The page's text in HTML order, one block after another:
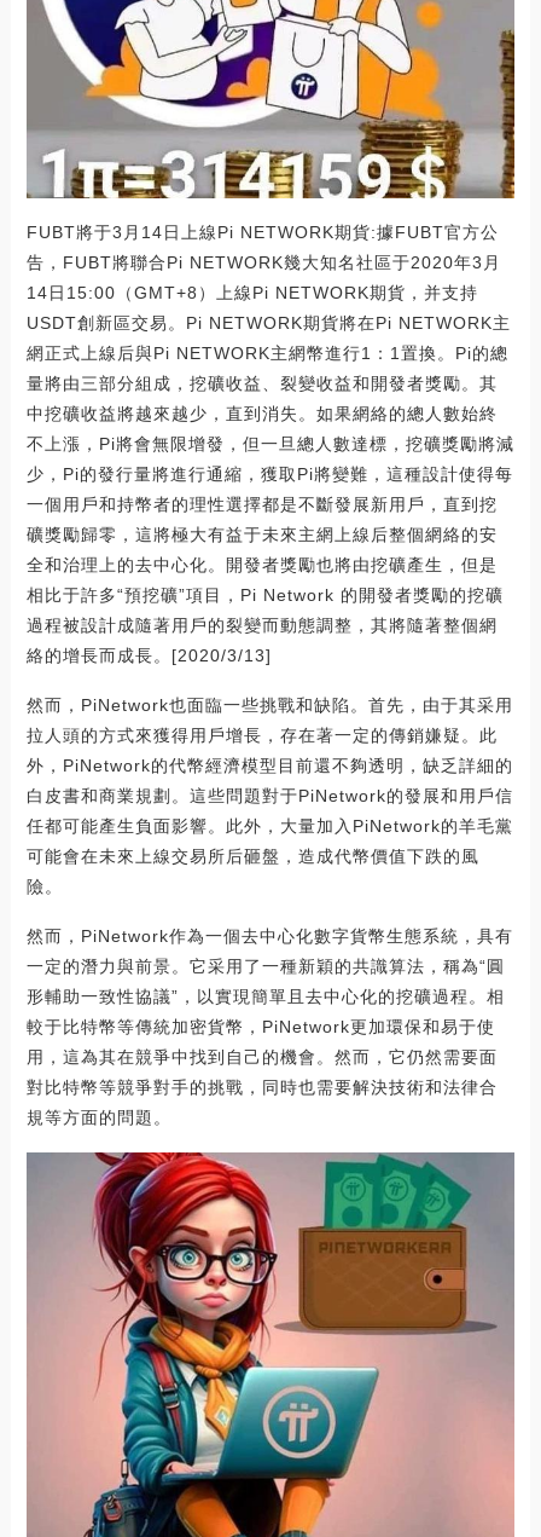
FUBT將于3月14日上線Pi NETWORK期貨:據FUBT官方公
告，FUBT將聯合Pi NETWORK幾大知名社區于2020年3月
14日15:00（GMT+8）上線Pi NETWORK期貨，并支持
USDT創新區交易。Pi NETWORK期貨將在Pi NETWORK主
網正式上線后與Pi NETWORK主網幣進行1：1置換。Pi的總
量將由三部分組成，挖礦收益、裂變收益和開發者獎勵。其
中挖礦收益將越來越少，直到消失。如果網絡的總人數始終
不上漲，Pi將會無限增發，但一旦總人數達標，挖礦獎勵將減
少，Pi的發行量將進行通縮，獲取Pi將變難，這種設計使得每
一個用戶和持幣者的理性選擇都是不斷發展新用戶，直到挖
礦獎勵歸零，這將極大有益于未來主網上線后整個網絡的安
全和治理上的去中心化。開發者獎勵也將由挖礦產生，但是
相比于許多“預挖礦”項目，Pi Network 的開發者獎勵的挖礦
過程被設計成隨著用戶的裂變而動態調整，其將隨著整個網
絡的增長而成長。[2020/3/13]
然而，PiNetwork也面臨一些挑戰和缺陷。首先，由于其采用
拉人頭的方式來獲得用戶增長，存在著一定的傳銷嫌疑。此
外，PiNetwork的代幣經濟模型目前還不夠透明，缺乏詳細的
白皮書和商業規劃。這些問題對于PiNetwork的發展和用戶信
任都可能產生負面影響。此外，大量加入PiNetwork的羊毛黨
可能會在未來上線交易所后砸盤，造成代幣價值下跌的風
險。
然而，PiNetwork作為一個去中心化數字貨幣生態系統，具有
一定的潛力與前景。它采用了一種新穎的共識算法，稱為“圓
形輔助一致性協議”，以實現簡單且去中心化的挖礦過程。相
較于比特幣等傳統加密貨幣，PiNetwork更加環保和易于使
用，這為其在競爭中找到自己的機會。然而，它仍然需要面
對比特幣等競爭對手的挑戰，同時也需要解決技術和法律合
規等方面的問題。